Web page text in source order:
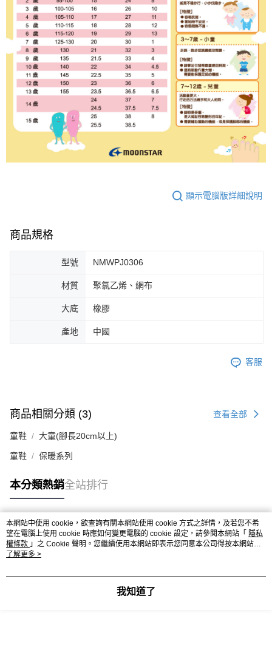
顯示電腦版詳細說明
商品規格
型號 NMWPJ0306
材質 聚氯乙烯、網布
大底 橡膠
產地 中國
客服
商品相關分類 (3) 查看全部
童鞋 大童(腳長20cm以上)
童鞋 保暖系列
本分類熱銷全站排行
熱門標籤
本網站中使用 cookie，欲查詢有關本網站使用 cookie 方式之詳情，及若您不希
望在電腦上使用 cookie 時應如何變更電腦的 cookie 設定，請參閱本網站「 隱私
權條款 」之 Cookie 聲明。您繼續使用本網站即表示您同意本公司得按本網站使
用條款之 Cookie 聲明使用 cookie。
了解更多 >
我知道了